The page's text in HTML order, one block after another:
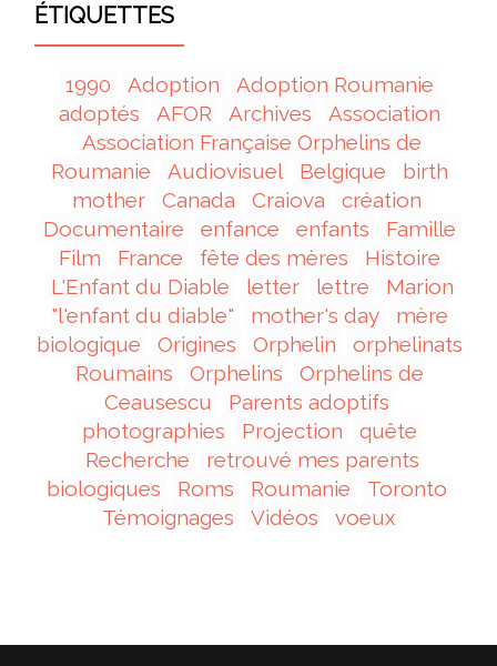
ÉTIQUETTES
1990 Adoption
Adoption Roumanie
adoptés
AFOR Archives
Association
Association Française Orphelins de
Roumanie
Audiovisuel Belgique
birth
mother
Canada Craiova
création
Documentaire
enfance enfants
Famille
Film
France fête des mères
Histoire
L'Enfant du Diable
letter lettre
Marion
"l'enfant du diable"
mother's day
mère
biologique
Origines Orphelin
orphelinats
Roumains
Orphelins
Orphelins de
Ceausescu
Parents adoptifs
photographies
Projection
quête
Recherche
retrouvé mes parents
biologiques
Roms Roumanie
Toronto
Témoignages
Vidéos voeux